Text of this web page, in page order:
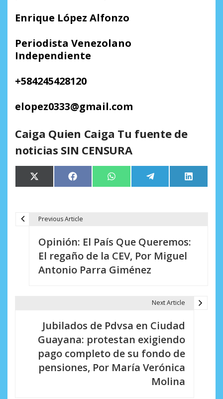
Enrique López Alfonzo
Periodista Venezolano
Independiente
+584245428120
elopez0333@gmail.com
Caiga Quien Caiga Tu fuente de
noticias SIN CENSURA
Compartir
en
X
(Twitter)
Compartir
en
Facebook Compartir
en
WhatsApp Compartir
en
Telegram
en
LinkedIn
Previous Article
Opinión: El País Que Queremos:
El regaño de la CEV, Por Miguel
Antonio Parra Giménez
Next Article
Jubilados de Pdvsa en Ciudad
Guayana: protestan exigiendo
pago completo de su fondo de
pensiones, Por María Verónica
Molina